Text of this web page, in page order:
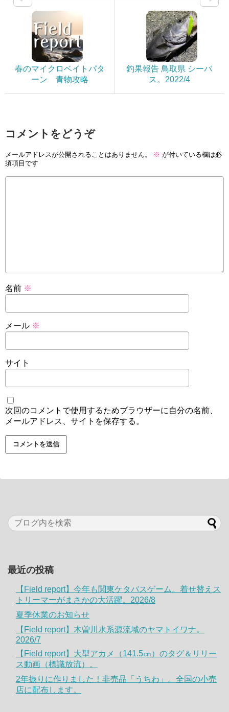
春のマイクロベイトパタ
ーン 青物攻略
釣果報告 鳥取県 シーバ
ス。2022/4
コメントをどうぞ
メールアドレスが公開されることはありません。 ※ が付いている欄は必
須項目です
名前 ※
メール ※
サイト
次回のコメントで使用するためブラウザーに自分の名前、
メールアドレス、サイトを保存する。
最近の投稿
【Field report】今年も関東ケタバスゲーム。着せ替えス
トリーマーがまさかの大活躍。2026/8
夏季休業のお知らせ
【Field report】木曽川水系源流域のヤマトイワナ。
2026/7
【Field report】大型アカメ（141.5㎝）のタグ＆リリー
ス動画（標識放流）。
2年振りに作りました！非売品「うちわ」。全国の小売
店に配布します。